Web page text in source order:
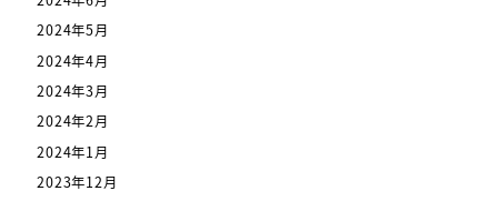
2024年5月
2024年4月
2024年3月
2024年2月
2024年1月
2023年12月